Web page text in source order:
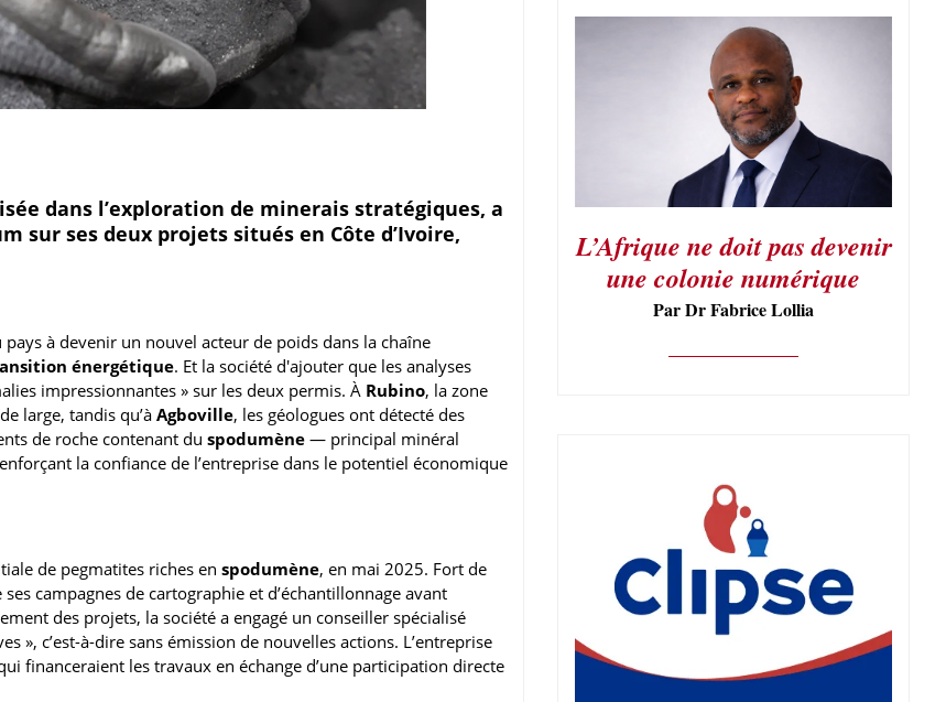
dans l’exploration de minerais stratégiques, a
sur ses deux projets situés en Côte d’Ivoire,
à devenir un nouvel acteur de poids dans la chaîne
énergétique. Et la société d'ajouter que les analyses
impressionnantes » sur les deux permis. À Rubino, la zone
large, tandis qu’à Agboville, les géologues ont détecté des
de roche contenant du spodumène — principal minéral
la confiance de l’entreprise dans le potentiel économique
de pegmatites riches en spodumène, en mai 2025. Fort de
campagnes de cartographie et d’échantillonnage avant
des projets, la société a engagé un conseiller spécialisé
», c’est-à-dire sans émission de nouvelles actions. L’entreprise
financeraient les travaux en échange d’une participation directe
L’Afrique ne doit pas devenir
une colonie numérique
Par Dr Fabrice Lollia